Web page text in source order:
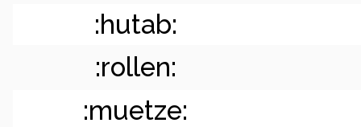
:hutab:
:rollen:
:muetze: